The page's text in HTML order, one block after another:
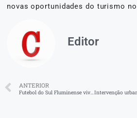
novas oportunidades do turismo
Editor
ANTERIOR
Futebol do Sul Fluminense vive temporada de frustrações